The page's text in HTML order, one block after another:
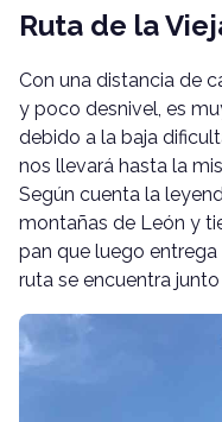
Ruta de la
Con una distancia de
y poco desnivel, es
debido a la baja
nos llevará hasta la
Según cuenta la
montañas de León y
pan que luego
ruta se encuentra